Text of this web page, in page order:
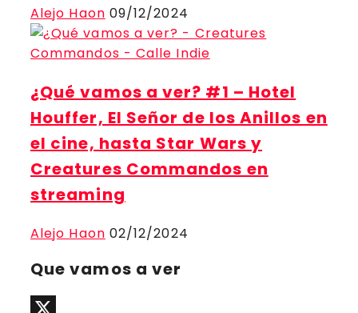
Alejo Haon 09/12/2024
¿Qué vamos a ver? #1 – Hotel
Houffer, El Señor de los Anillos en
el cine, hasta Star Wars y
Creatures Commandos en
streaming
Alejo Haon 02/12/2024
Que vamos a ver